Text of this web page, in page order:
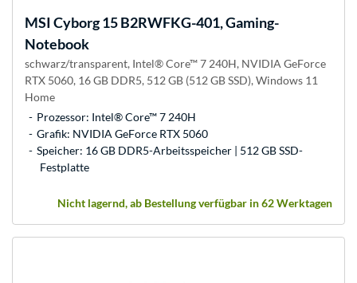
MSI Cyborg 15 B2RWFKG-401, Gaming-
Notebook
schwarz/transparent, Intel® Core™ 7 240H, NVIDIA GeForce
RTX 5060, 16 GB DDR5, 512 GB (512 GB SSD), Windows 11
Home
Prozessor: Intel® Core™ 7 240H
Grafik: NVIDIA GeForce RTX 5060
Speicher: 16 GB DDR5-Arbeitsspeicher | 512 GB SSD-
Festplatte
Nicht lagernd, ab Bestellung verfügbar in 62 Werktagen